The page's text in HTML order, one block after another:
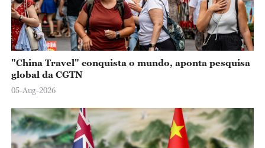
"China Travel" conquista o mundo, aponta pesquisa
global da CGTN
05-Aug-2026